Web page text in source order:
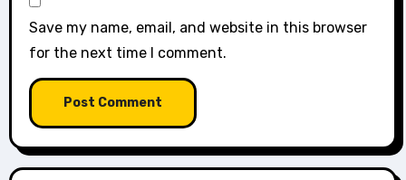
Save my name, email, and website in this browser
for the next time I comment.